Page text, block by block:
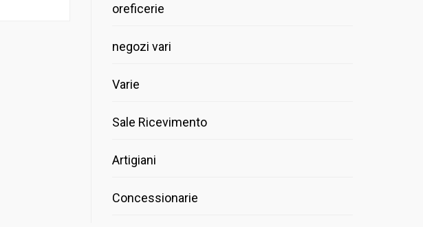
oreficerie
negozi vari
Varie
Sale Ricevimento
Artigiani
Concessionarie